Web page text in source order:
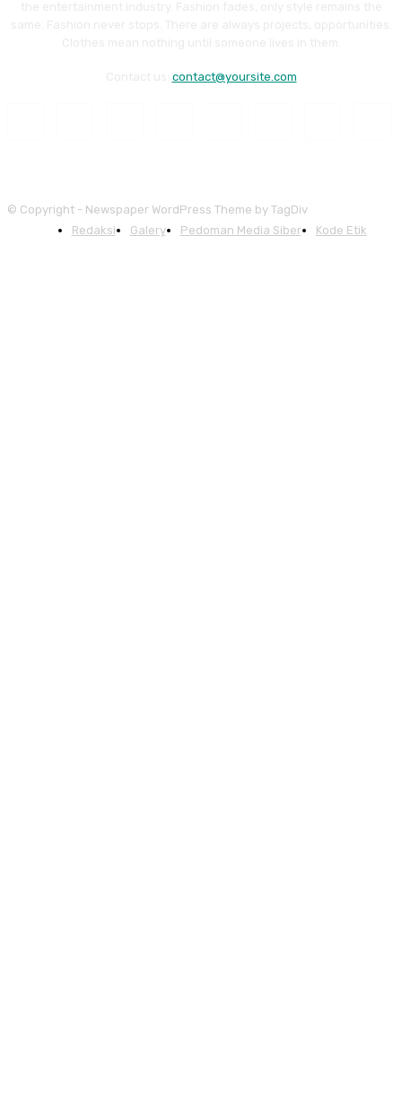
contact@yoursite.com
© Copyright - Newspaper WordPress Theme by TagDiv
Redaksi
Galery Pedoman Media Siber Kode Etik